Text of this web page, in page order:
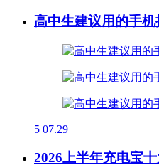
高中生建议用的手
5 07.29
2026上半年充电宝